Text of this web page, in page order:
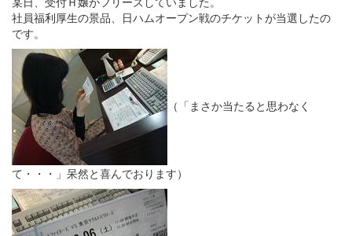
社員福利厚生の景品、日ハムオープン戦のチケットが当選したの
です。
（「まさか当たると思わなく
て・・・」呆然と喜んでおります）